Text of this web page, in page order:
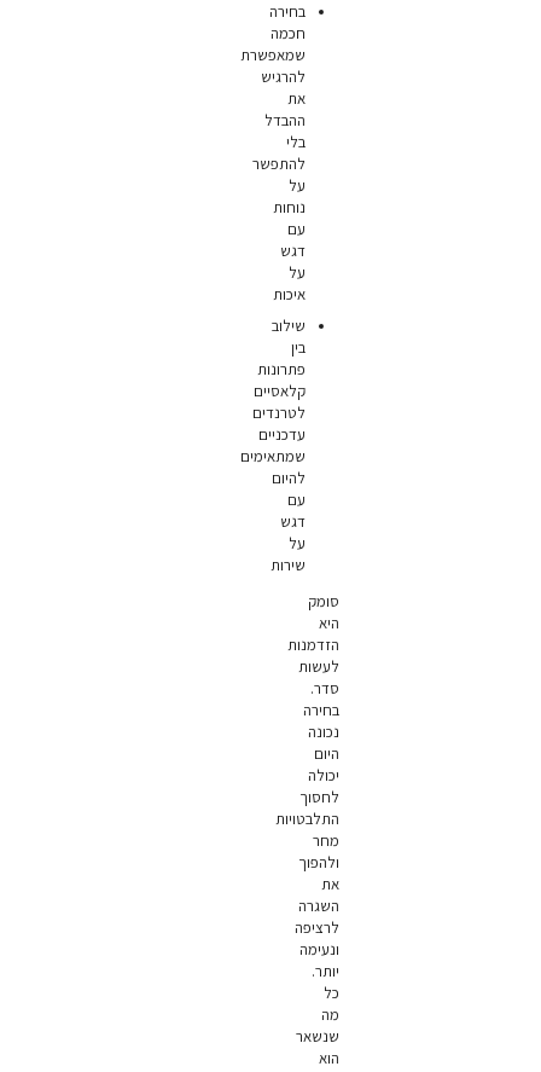
בחירה
חכמה
שמאפשרת
להרגיש
את
ההבדל
בלי
להתפשר
על
נוחות
עם
דגש
על
איכות
שילוב
בין
פתרונות
קלאסיים
לטרנדים
עדכניים
שמתאימים
להיום
עם
דגש
על
שירות
סומק
היא
הזדמנות
לעשות
סדר.
בחירה
נכונה
היום
יכולה
לחסוך
התלבטויות
מחר
ולהפוך
את
השגרה
לרציפה
ונעימה
יותר.
כל
מה
שנשאר
הוא